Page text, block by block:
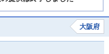
大阪府